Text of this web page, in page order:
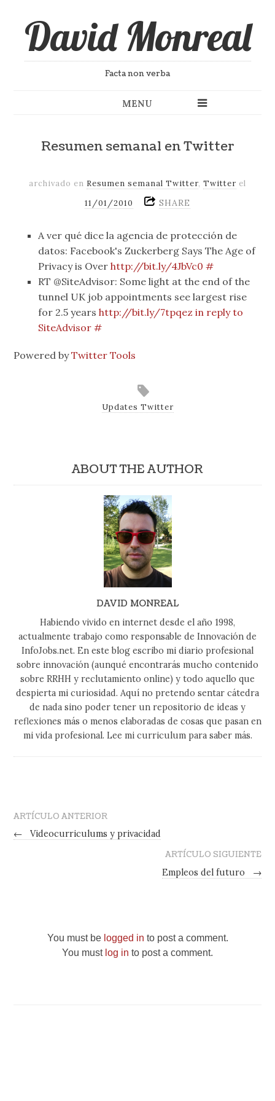
David Monreal
Facta non verba
MENU
Resumen semanal en Twitter
archivado en Resumen semanal Twitter, Twitter el
11/01/2010
SHARE
A ver qué dice la agencia de protección de
datos: Facebook's Zuckerberg Says The Age of
Privacy is Overhttp://bit.ly/4JbVc0 #
RT @SiteAdvisor: Some light at the end of the
tunnel UK job appointments see largest rise
for 2.5 yearshttp://bit.ly/7tpqez in reply to
SiteAdvisor #
Powered byTwitter Tools
Updates Twitter
ABOUT THE AUTHOR
DAVID MONREAL
Habiendo vivido en internet desde el año 1998,
actualmente trabajo como responsable de Innovación de
InfoJobs.net. En este blog escribo mi diario profesional
sobre innovación (aunqué encontrarás mucho contenido
sobre RRHH y reclutamiento online) y todo aquello que
despierta mi curiosidad. Aquí no pretendo sentar cátedra
de nada sino poder tener un repositorio de ideas y
reflexiones más o menos elaboradas de cosas que pasan en
mi vida profesional. Lee mi curriculum para saber más.
ARTÍCULO ANTERIOR
←
Videocurriculums y privacidad
ARTÍCULO SIGUIENTE
Empleos del futuro
→
You must be logged in to post a comment.
You must log in to post a comment.